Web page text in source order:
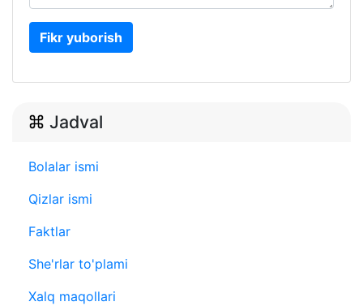
Fikr yuborish
Jadval
Bolalar ismi
Qizlar ismi
Faktlar
She'rlar to'plami
Xalq maqollari